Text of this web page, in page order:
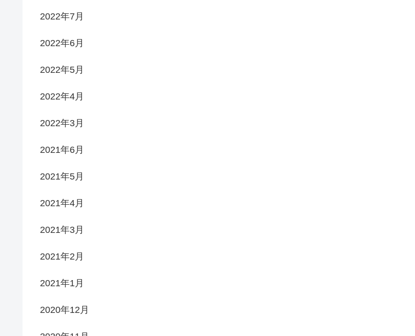
2022年7月
2022年6月
2022年5月
2022年4月
2022年3月
2021年6月
2021年5月
2021年4月
2021年3月
2021年2月
2021年1月
2020年12月